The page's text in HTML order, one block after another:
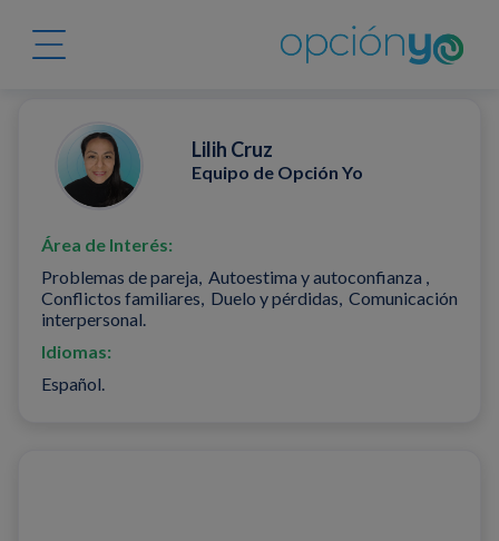
Lilih Cruz
Equipo de Opción Yo
Área de Interés:
Problemas de pareja, Autoestima y autoconfianza ,
Conflictos familiares, Duelo y pérdidas, Comunicación
interpersonal.
Idiomas:
Español.